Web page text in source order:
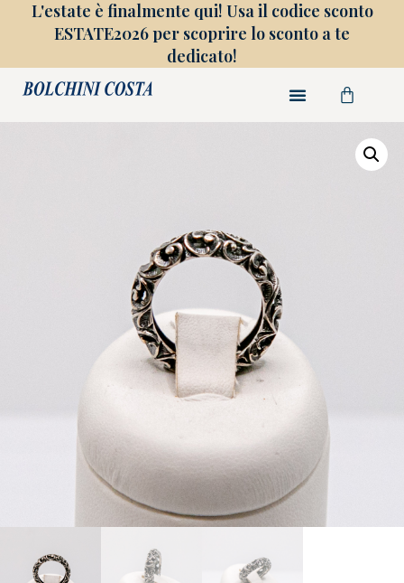
L'estate è finalmente qui! Usa il codice sconto
ESTATE2026 per scoprire lo sconto a te
dedicato!